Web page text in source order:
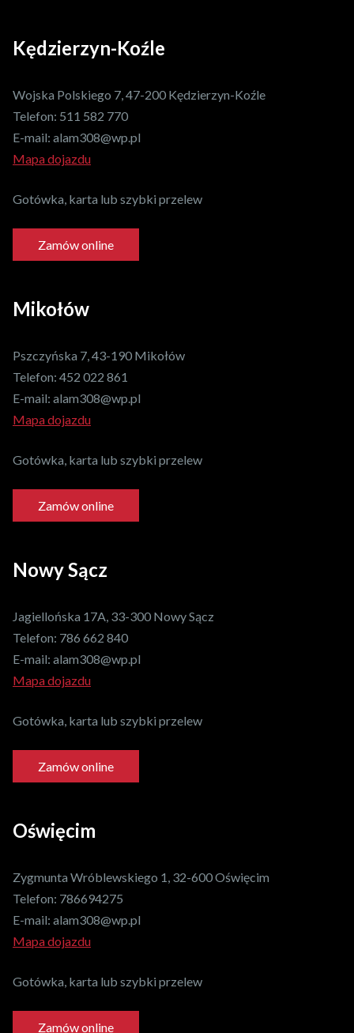
Kędzierzyn-Koźle
Wojska Polskiego 7, 47-200 Kędzierzyn-Koźle
Telefon: 511 582 770
E-mail: alam308@wp.pl
Mapa dojazdu
Gotówka, karta lub szybki przelew
Zamów online
Mikołów
Pszczyńska 7, 43-190 Mikołów
Telefon: 452 022 861
E-mail: alam308@wp.pl
Mapa dojazdu
Gotówka, karta lub szybki przelew
Zamów online
Nowy Sącz
Jagiellońska 17A, 33-300 Nowy Sącz
Telefon: 786 662 840
E-mail: alam308@wp.pl
Mapa dojazdu
Gotówka, karta lub szybki przelew
Zamów online
Oświęcim
Zygmunta Wróblewskiego 1, 32-600 Oświęcim
Telefon: 786694275
E-mail: alam308@wp.pl
Mapa dojazdu
Gotówka, karta lub szybki przelew
Zamów online